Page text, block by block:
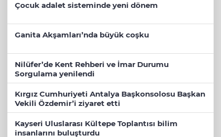
Çocuk adalet sisteminde yeni dönem
Ganita Akşamları’nda büyük coşku
Nilüfer’de Kent Rehberi ve İmar Durumu
Sorgulama yenilendi
Kırgız Cumhuriyeti Antalya Başkonsolosu Başkan
Vekili Özdemir’i ziyaret etti
Kayseri Uluslarası Kültepe Toplantısı bilim
insanlarını buluşturdu